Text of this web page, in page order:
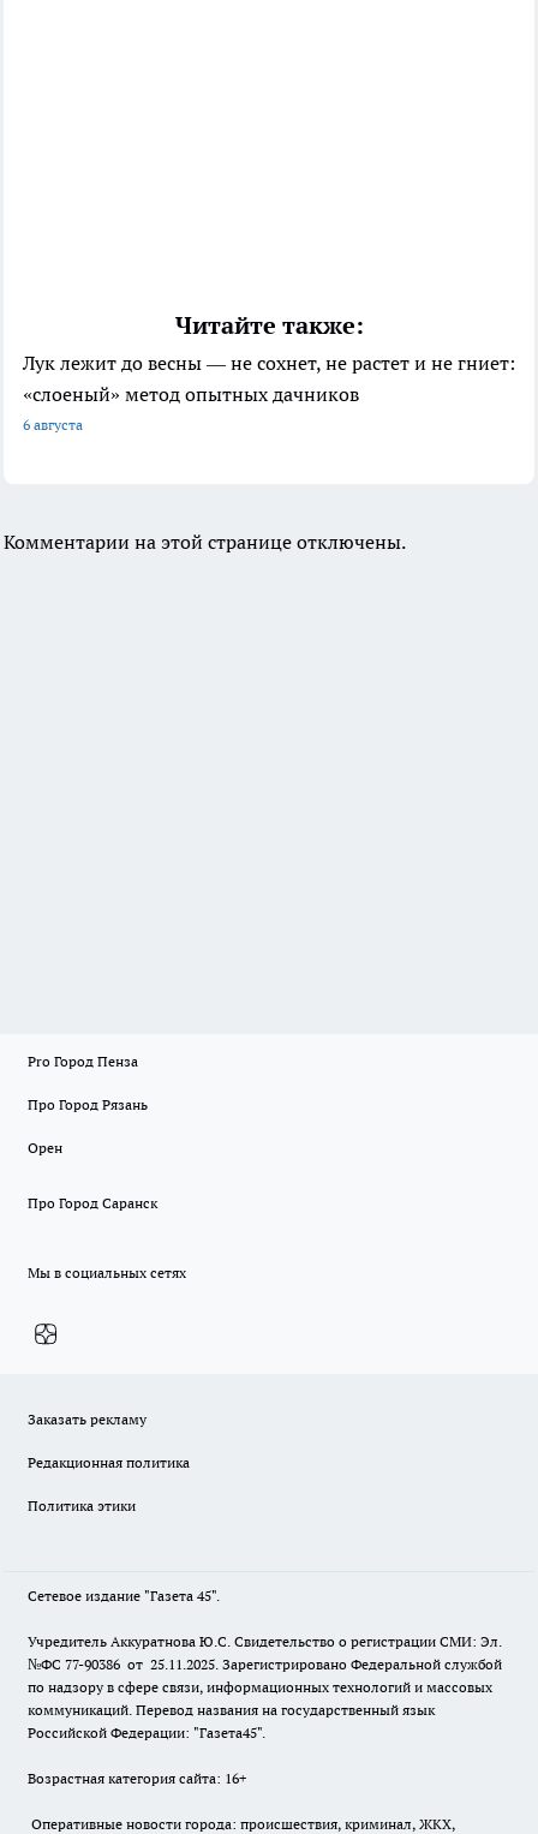
Читайте также:
Лук лежит до весны — не сохнет, не растет и не гниет:
«слоеный» метод опытных дачников
6 августа
Комментарии на этой странице отключены.
Pro Город Пенза
Про Город Рязань
Орен
Про Город Саранск
Мы в социальных сетях
Заказать рекламу
Редакционная политика
Политика этики
Сетевое издание "Газета 45".
Учредитель Аккуратнова Ю.С. Свидетельство о регистрации СМИ: Эл.
№ФС 77-90386 от 25.11.2025. Зарегистрировано Федеральной службой
по надзору в сфере связи, информационных технологий и массовых
коммуникаций. Перевод названия на государственный язык
Российской Федерации: "Газета45".
Возрастная категория сайта: 16+
Оперативные новости города: происшествия, криминал, ЖКХ,